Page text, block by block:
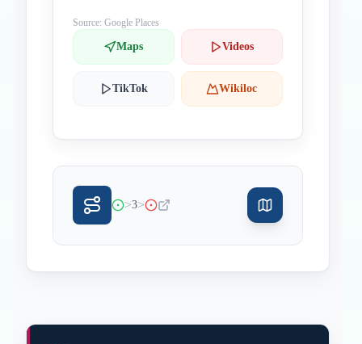
Source: Google Places
Maps Videos
TikTok Wikiloc
>3>